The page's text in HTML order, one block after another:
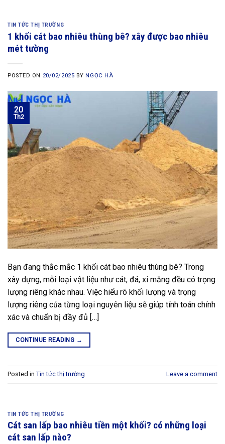
TIN TỨC THỊ TRƯỜNG
1 khối cát bao nhiêu thùng bê? xây được bao nhiêu
mét tường
POSTED ON 20/02/2025 BYNGỌC HÀ
20
Th2
Bạn đang thắc mắc 1 khối cát bao nhiêu thùng bê? Trong
xây dựng, mỗi loại vật liệu như cát, đá, xi măng đều có trọng
lượng riêng khác nhau. Việc hiểu rõ khối lượng và trọng
lượng riêng của từng loại nguyên liệu sẽ giúp tính toán chính
xác và chuẩn bị đầy đủ […]
CONTINUE READING →
Posted in Tin tức thị trường Leave a comment
TIN TỨC THỊ TRƯỜNG
Cát san lấp bao nhiêu tiền một khối? có những loại
cát san lấp nào?